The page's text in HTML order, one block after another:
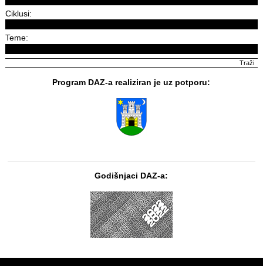
Ciklusi:
Teme:
Program DAZ-a realiziran je uz potporu:
Godišnjaci DAZ-a: